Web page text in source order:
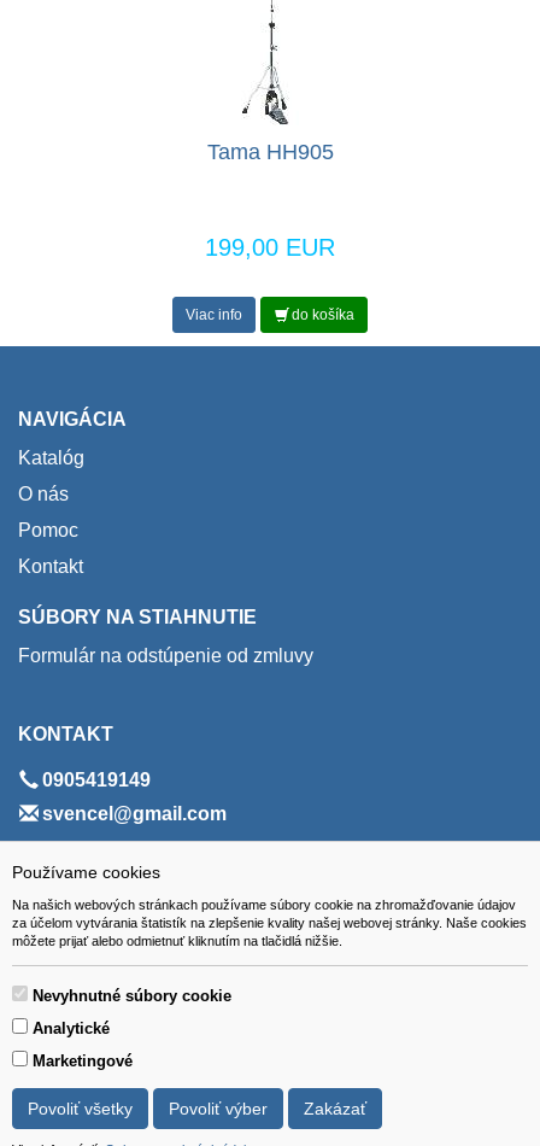
Používame cookies
Na našich webových stránkach používame súbory cookie na zhromažďovanie údajov
za účelom vytvárania štatistík na zlepšenie kvality našej webovej stránky. Naše cookies
môžete prijať alebo odmietnuť kliknutím na tlačidlá nižšie.
Nevyhnutné súbory cookie
Analytické
Marketingové
Povoliť všetky Povoliť výber Zakázať
Tama HH905
199,00 EUR
Viac info do košíka
NAVIGÁCIA
Katalóg
O nás
Pomoc
Kontakt
SÚBORY NA STIAHNUTIE
Formulár na odstúpenie od zmluvy
KONTAKT
0905419149
svencel@gmail.com
ADRESA
VEST - tech s.r.o.
Hviezdoslavova 280/6, 965 01 Žiar nad Hronom
Slovakia (Slovak Republic)
Všetky ceny sú uvádzané vrátane DPH.